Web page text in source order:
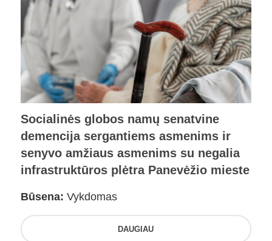
Socialinės globos namų senatvine
demencija sergantiems asmenims ir
senyvo amžiaus asmenims su negalia
infrastruktūros plėtra Panevėžio mieste
Būsena: Vykdomas
DAUGIAU